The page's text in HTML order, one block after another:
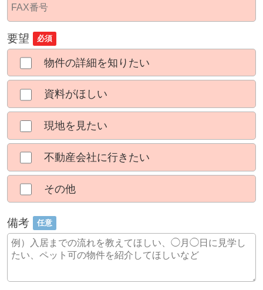
要望 必須
物件の詳細を知りたい
資料がほしい
現地を見たい
不動産会社に行きたい
その他
備考 任意